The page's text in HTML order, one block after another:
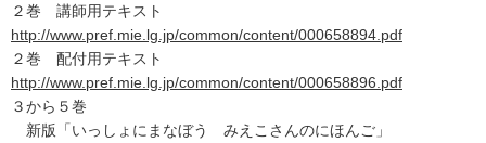
２巻 講師用テキスト
http://www.pref.mie.lg.jp/common/content/000658894.pdf
２巻 配付用テキスト
http://www.pref.mie.lg.jp/common/content/000658896.pdf
３から５巻
新版「いっしょにまなぼう みえこさんのにほんご」